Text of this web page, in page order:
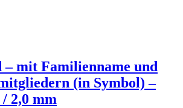
mit Familienname und
(in Symbol) –
/ 2,0 mm